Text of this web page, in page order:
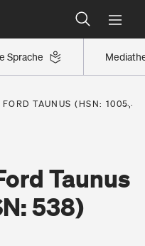
Sprache
finden
eingestuft
finden
FORD TAUNUS (HSN: 1005,
Taunus
538)